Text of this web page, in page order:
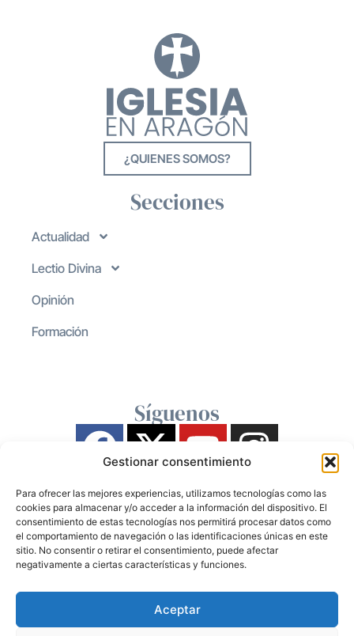
Gestionar consentimiento
Para ofrecer las mejores experiencias, utilizamos tecnologías como las
cookies para almacenar y/o acceder a la información del dispositivo. El
consentimiento de estas tecnologías nos permitirá procesar datos como
el comportamiento de navegación o las identificaciones únicas en este
sitio. No consentir o retirar el consentimiento, puede afectar
negativamente a ciertas características y funciones.
Aceptar
¿QUIENES SOMOS?
Secciones
Actualidad
Lectio Divina
Opinión
Formación
Síguenos